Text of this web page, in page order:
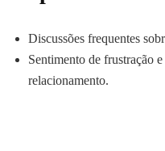
Discussões frequentes
Sentimento de frustração
relacionamento.